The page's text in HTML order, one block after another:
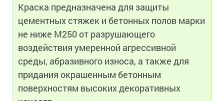
Краска предназначена для защиты
цементных стяжек и бетонных полов марки
не ниже М250 от разрушающего
воздействия умеренной агрессивной
среды, абразивного износа, а также для
придания окрашенным бетонным
поверхностям высоких декоративных